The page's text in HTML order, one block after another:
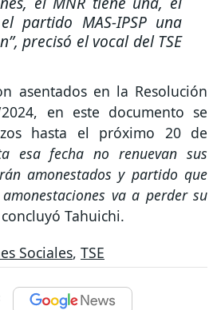
partido MAS-IPSP una
precisó el vocal del TSE
asentados en la Resolución
2024, en este documento se
hasta el próximo 20 de
esa fecha no renuevan sus
amonestados y partido que
va a perder su
concluyó Tahuichi.
Sociales, TSE